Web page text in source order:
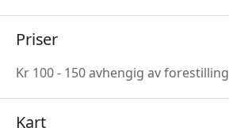
Priser
Kr 100 - 150 avhengig av forestilling
Kart